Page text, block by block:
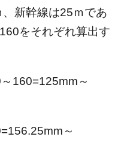
新幹線は25ｍであ
をそれぞれ算出す
160=125mm～
～